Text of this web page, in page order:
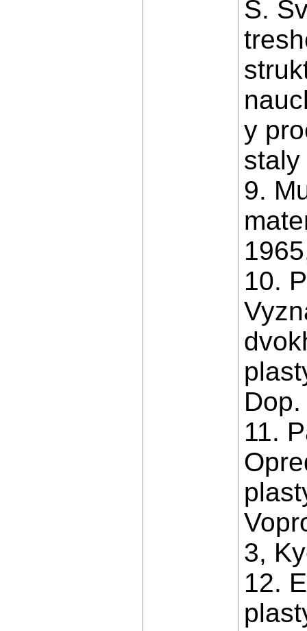
S.
y
staly
9.
10.
11.
3,
12.